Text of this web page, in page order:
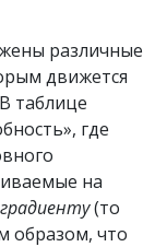
различные
движется
таблице
где
на
градиенту(то
образом, что